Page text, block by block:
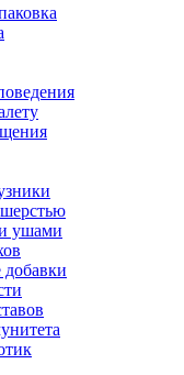
и ушами